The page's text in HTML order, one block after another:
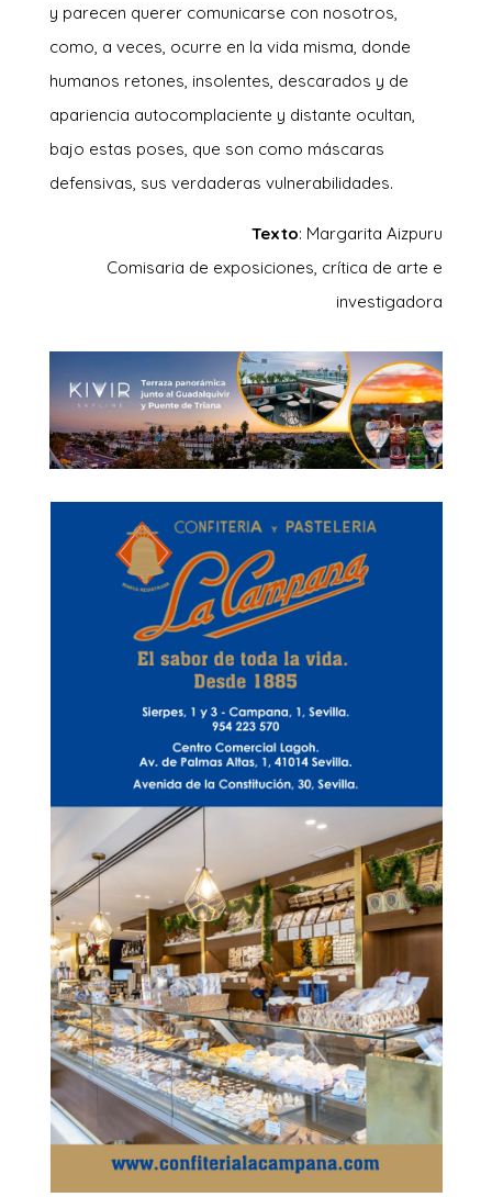
y parecen querer comunicarse con nosotros,
como, a veces, ocurre en la vida misma, donde
humanos retones, insolentes, descarados y de
apariencia autocomplaciente y distante ocultan,
bajo estas poses, que son como máscaras
defensivas, sus verdaderas vulnerabilidades.
Texto: Margarita Aizpuru
Comisaria de exposiciones, crítica de arte e
investigadora